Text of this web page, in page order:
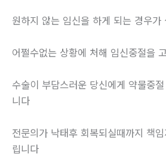
원하지 않는 임신을 하게 되는 경우가
어쩔수없는 상황에 처해 임신중절을
수술이 부담스러운 당신에게 약물중
니다
전문의가 낙태후 회복되실때까지 책
립니다